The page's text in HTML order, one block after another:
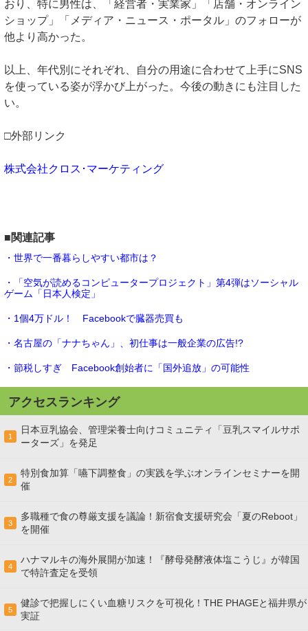
おり、特に男性は、「経営者・実業家」「店舗・オンライン
ショップ」「メディア・ニュース・ポータル」のフォローが
他より高かった。
以上、年代別にそれぞれ、自分の用途に合わせて上手にSNS
を使っている姿が浮かび上がった。今後の動きにも注目した
い。
□外部リンク
株式会社クロス･マーケティング
■関連記事
・世界で一番暮らしやすい都市は？
・「空気が読めるコンピュータープロジェクト」第4弾はソーシャル
ゲーム「日本人検定」
・1個4万ドル！ Facebookで臓器売買も
・名古屋の「ナナちゃん」、初仕事は一般企業の広告!?
・節税しすぎ Facebook創始者に「国外追放」の可能性
アクセスランキング
1
日本豆乳協会、管理栄養士向けコミュニティ「豆乳スマイルサポ
ーターズ」を発足
2
特別食加算「嚥下調整食」の実践を学ぶオンラインセミナーを開
催
3
多職種で食の尊厳支援を議論！新宿食支援研究会「夏のReboot」
を開催
4
ハナマルキの海外展開が加速！『酵母発酵液体塩こうじ』が韓国
で特許査定を受領
5
健診で把握しにくい血糖リスクを可視化！THE PHAGEと福井県が
実証